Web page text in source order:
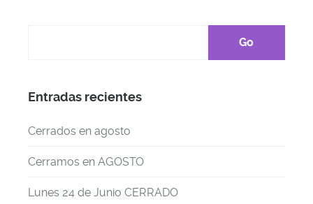
Entradas recientes
Cerrados en agosto
Cerramos en AGOSTO
Lunes 24 de Junio CERRADO